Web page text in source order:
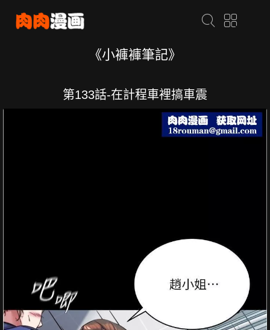
《小褲褲筆記》
第133話-在計程車裡搞車震